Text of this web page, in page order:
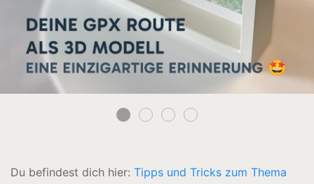
Du befindest dich hier: Tipps und Tricks zum Thema